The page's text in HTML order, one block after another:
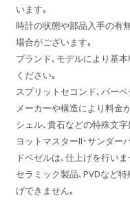
います｡
時計の状態や部品入手の有
場合がございます｡
ブランド､モデルにより基
ください｡
スプリットセコンド､パー
メーカーや構造により料金
シェル､貴石などの特殊文
ヨットマスターII･サンダー
ドベゼルは､仕上げを行いま
セラミック製品､PVDなど
げできません｡